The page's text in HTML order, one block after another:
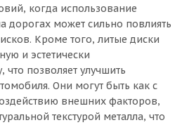
когда использование
дорогах может сильно повлиять
Кроме того, литые диски
и эстетически
позволяет улучшить
Они могут быть как с
внешних факторов,
текстурой металла, что